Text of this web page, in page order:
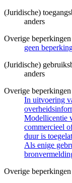
(Juridische)
anders
Overige beperkingen
geen
(Juridische)
anders
Overige beperkingen
In uitvoering
Modellicentie
commercieel
duur is
Als enige
Overige beperkingen